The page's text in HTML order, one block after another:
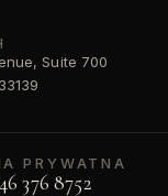
Suite 700
PRYWATNA
376 8752